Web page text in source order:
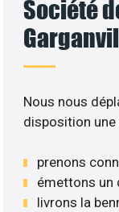
Société
Nous nous
disposition une
prenons
émettons un
livrons la